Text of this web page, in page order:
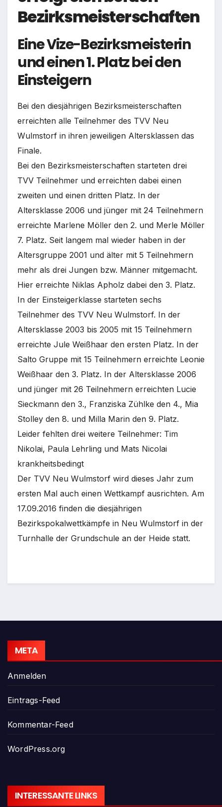
Bezirksmeisterschaften
Eine Vize-Bezirksmeisterin
und einen 1. Platz bei den
Einsteigern
Bei den diesjährigen Bezirksmeisterschaften
erreichten alle Teilnehmer des TVV Neu
Wulmstorf in ihren jeweiligen Altersklassen das
Finale.
Bei den Bezirksmeisterschaften starteten drei
TVV Teilnehmer und erreichten dabei einen
zweiten und einen dritten Platz. In der
Altersklasse 2006 und jünger mit 24 Teilnehmern
erreichte Marlene Möller den 2. und Merle Möller
7. Platz. Seit langem mal wieder haben in der
Altersgruppe 2001 und älter mit 5 Teilnehmern
mehr als drei Jungen bzw. Männer mitgemacht.
Hier erreichte Niklas Apholz dabei den 3. Platz.
In der Einsteigerklasse starteten sechs
Teilnehmer des TVV Neu Wulmstorf. In der
Altersklasse 2003 bis 2005 mit 15 Teilnehmern
erreichte Jule Weißhaar den ersten Platz. In der
Salto Gruppe mit 15 Teilnehmern erreichte Leonie
Weißhaar den 3. Platz. In der Altersklasse 2006
und jünger mit 26 Teilnehmern erreichten Lucie
Sieckmann den 3., Franziska Zühlke den 4., Mia
Stolley den 8. und Milla Marin den 9. Platz.
Leider fehlten drei weitere Teilnehmer: Tim
Nikolai, Paula Lehrling und Mats Nicolai
krankheitsbedingt
Der TVV Neu Wulmstorf wird dieses Jahr zum
ersten Mal auch einen Wettkampf ausrichten. Am
17.09.2016 finden die diesjährigen
Bezirkspokalwettkämpfe in Neu Wulmstorf in der
Turnhalle der Grundschule an der Heide statt.
META
Anmelden
Eintrags-Feed
Kommentar-Feed
WordPress.org
INTERESSANTE LINKS